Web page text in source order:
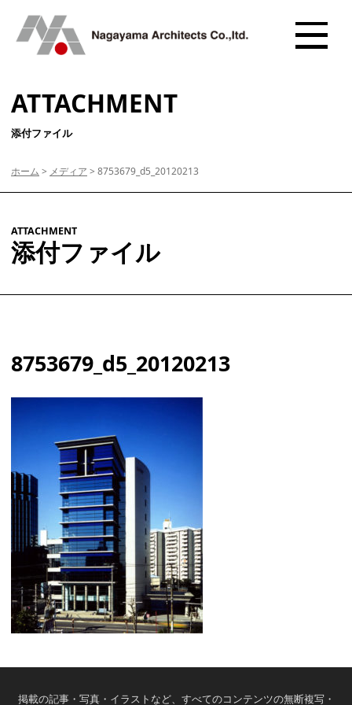
ATTACHMENT
添付ファイル
ホーム > メディア > 8753679_d5_20120213
ATTACHMENT
添付ファイル
8753679_d5_20120213
掲載の記事・写真・イラストなど、すべてのコンテンツの無断複写・